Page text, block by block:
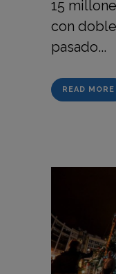
15
con
pasado...
READ MORE